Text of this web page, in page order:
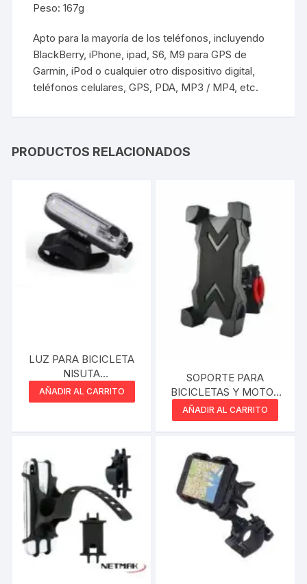
Peso: 167g
Apto para la mayoría de los teléfonos, incluyendo
BlackBerry, iPhone, ipad, S6, M9 para GPS de
Garmin, iPod o cualquier otro dispositivo digital,
teléfonos celulares, GPS, PDA, MP3 / MP4, etc.
PRODUCTOS RELACIONADOS
LUZ PARA BICICLETA
NISUTA
MULTIFUNCION
NSLIB1W
AÑADIR AL CARRITO
SOPORTE PARA
BICICLETAS Y MOTOS
LETS
AÑADIR AL CARRITO